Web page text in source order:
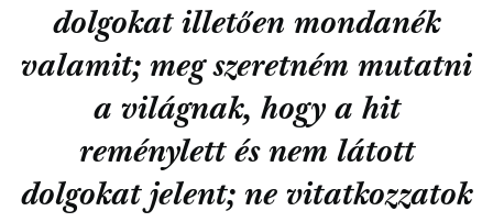
dolgokat illetően mondanék
valamit; meg szeretném mutatni
a világnak, hogy a hit
reménylett és nem látott
dolgokat jelent; ne vitatkozzatok